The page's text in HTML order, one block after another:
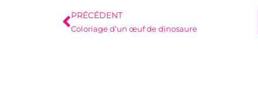
PRÉCÉDENT
Coloriage d’un œuf de dinosaure